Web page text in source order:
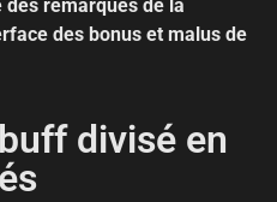
des remarques de la
des bonus et malus de
divisé en